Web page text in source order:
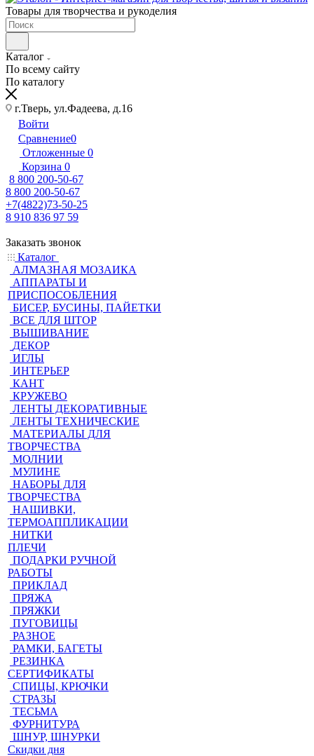
Товары для творчества и рукоделия
Каталог
По всему сайту
По каталогу
г.Тверь, ул.Фадеева, д.16
Войти
Сравнение0
Отложенные 0
Корзина 0
8 800 200-50-67
8 800 200-50-67
+7(4822)73-50-25
8 910 836 97 59
Заказать звонок
Каталог
АЛМАЗНАЯ МОЗАИКА
АППАРАТЫ И
ПРИСПОСОБЛЕНИЯ
БИСЕР, БУСИНЫ, ПАЙЕТКИ
ВСЕ ДЛЯ ШТОР
ВЫШИВАНИЕ
ДЕКОР
ИГЛЫ
ИНТЕРЬЕР
КАНТ
КРУЖЕВО
ЛЕНТЫ ДЕКОРАТИВНЫЕ
ЛЕНТЫ ТЕХНИЧЕСКИЕ
МАТЕРИАЛЫ ДЛЯ
ТВОРЧЕСТВА
МОЛНИИ
МУЛИНЕ
НАБОРЫ ДЛЯ
ТВОРЧЕСТВА
НАШИВКИ,
ТЕРМОАППЛИКАЦИИ
НИТКИ
ПЛЕЧИ
ПОДАРКИ РУЧНОЙ
РАБОТЫ
ПРИКЛАД
ПРЯЖА
ПРЯЖКИ
ПУГОВИЦЫ
РАЗНОЕ
РАМКИ, БАГЕТЫ
РЕЗИНКА
СЕРТИФИКАТЫ
СПИЦЫ, КРЮЧКИ
СТРАЗЫ
ТЕСЬМА
ФУРНИТУРА
ШНУР, ШНУРКИ
Скидки дня